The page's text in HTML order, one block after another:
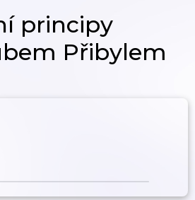
principy
Přibylem